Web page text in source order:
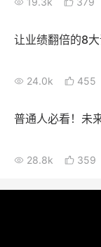
让业绩翻倍的8大
24.0k 455
普通人必看！未
28.8k 359